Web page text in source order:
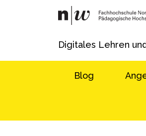
Digitales Lehren
Blog